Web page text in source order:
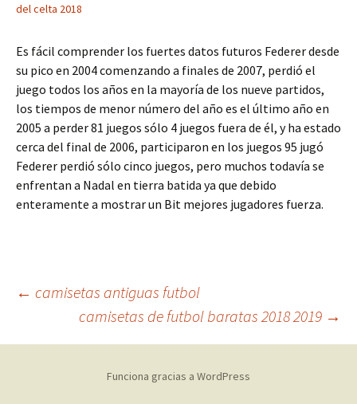
del celta 2018
Es fácil comprender los fuertes datos futuros Federer desde
su pico en 2004 comenzando a finales de 2007, perdió el
juego todos los años en la mayoría de los nueve partidos,
los tiempos de menor número del año es el último año en
2005 a perder 81 juegos sólo 4 juegos fuera de él, y ha estado
cerca del final de 2006, participaron en los juegos 95 jugó
Federer perdió sólo cinco juegos, pero muchos todavía se
enfrentan a Nadal en tierra batida ya que debido
enteramente a mostrar un Bit mejores jugadores fuerza.
Navegación
de
← camisetas antiguas futbol
camisetas de futbol baratas 2018 2019 →
Funciona gracias a WordPress